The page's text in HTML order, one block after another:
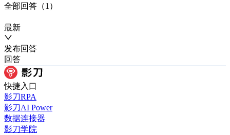
全部回答 （1 ）
最新
发布回答
回答
快捷入口
影刀RPA
影刀AI Power
数据连接器
影刀学院